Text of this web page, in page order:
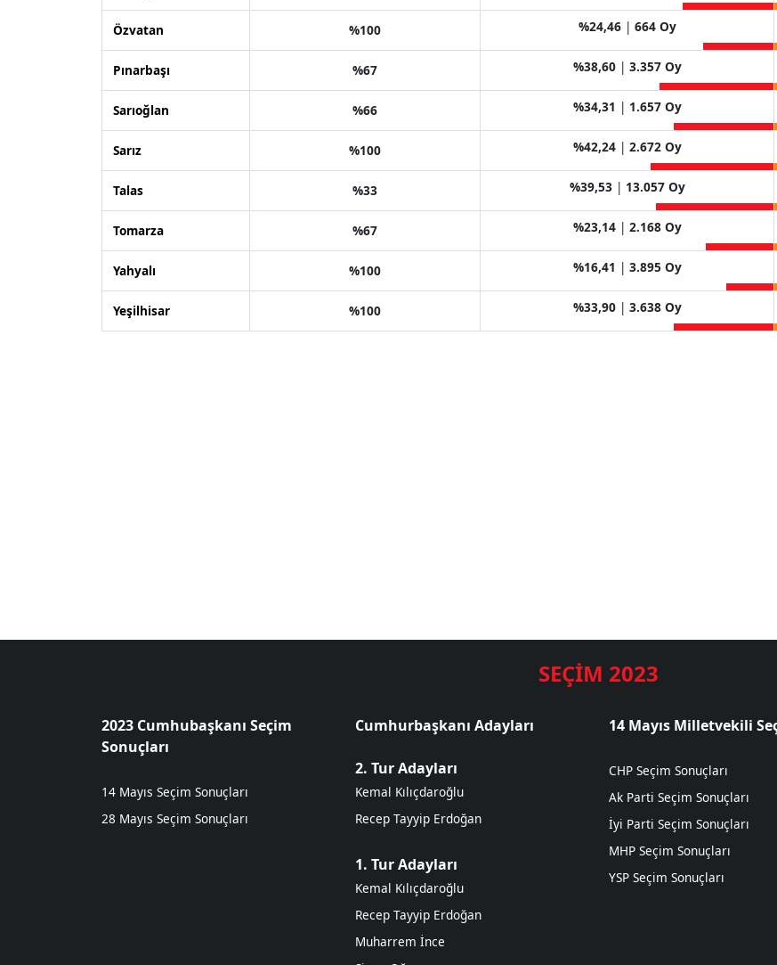
Özvatan %100 %24,46| 664 Oy
Pınarbaşı %67 %38,60| 3.357 Oy
Sarıoğlan %66 %34,31 | 1.657 Oy
Sarız %100 %42,24| 2.672 Oy
Talas %33 %39,53| 13.057 Oy
Tomarza %67 %23,14| 2.168 Oy
Yahyalı %100 %16,41 | 3.895 Oy
Yeşilhisar %100 %33,90| 3.638 Oy
SEÇİM 2023
2023 Cumhubaşkanı Seçim
Sonuçları
14 Mayıs Seçim Sonuçları
28 Mayıs Seçim Sonuçları
Cumhurbaşkanı Adayları
2. Tur Adayları
Kemal Kılıçdaroğlu
Recep Tayyip Erdoğan
1. Tur Adayları
Kemal Kılıçdaroğlu
Recep Tayyip Erdoğan
Muharrem İnce
14 Mayıs Milletvekili
CHP Seçim Sonuçları
Ak Parti Seçim Sonuçları
İyi Parti Seçim Sonuçları
MHP Seçim Sonuçları
YSP Seçim Sonuçları